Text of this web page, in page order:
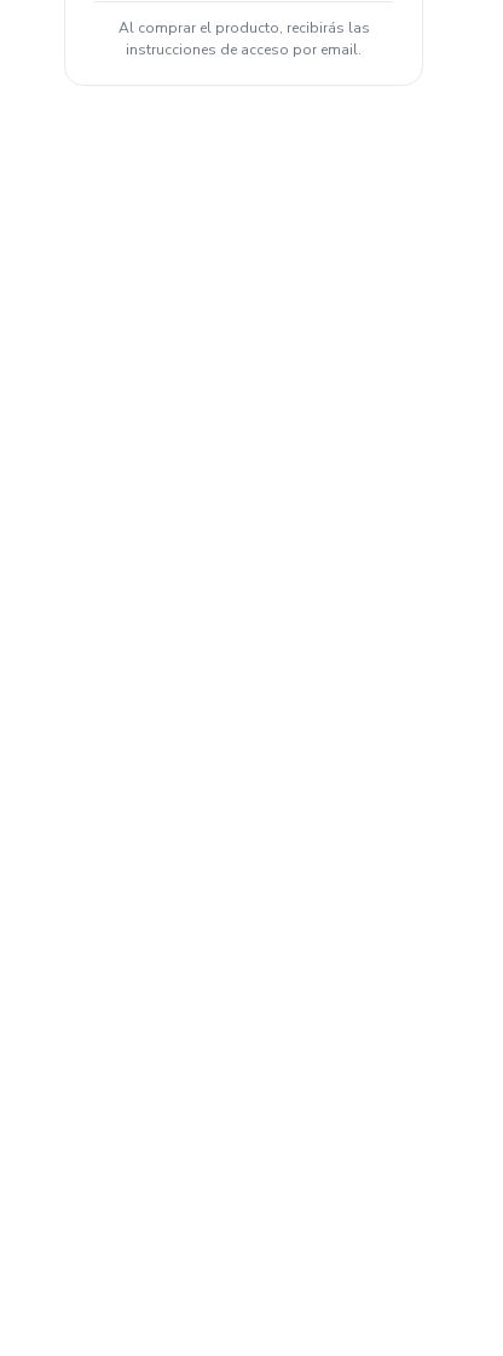
Al comprar el producto, recibirás las
instrucciones de acceso por email.